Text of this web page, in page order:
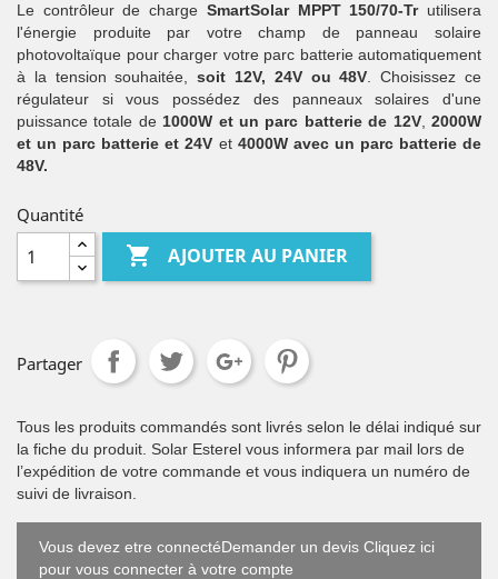
Le contrôleur de charge SmartSolar MPPT 150/70-Trutilisera
l'énergie produite par votre champ de panneau solaire
photovoltaïque pour charger votre parc batterie automatiquement
à la tension souhaitée,soit 12V, 24V ou 48V . Choisissez ce
régulateur si vous possédez des panneaux solaires d'une
puissance totale de 1000W et un parc batterie de 12V,2000W
et un parc batterie et 24V et 4000W avec un parc batterie de
48V.
Quantité
 AJOUTER AU PANIER
Partager
Tous les produits commandés sont livrés selon le délai indiqué sur
la fiche du produit. Solar Esterel vous informera par mail lors de
l’expédition de votre commande et vous indiquera un numéro de
suivi de livraison.
Vous devez etre connectéDemander un devis Cliquez ici
pour vous connecter à votre compte